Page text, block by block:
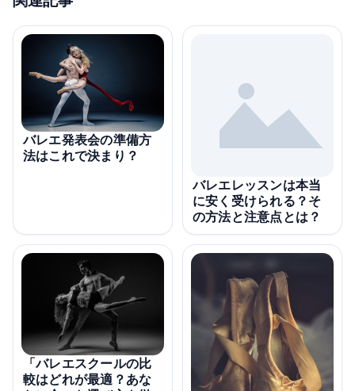
バレエ発表会の準備方
法はこれで決まり？
バレエレッスンは本当
に安く受けられる？そ
の方法と注意点とは？
「バレエスクールの比
較はどれが最適？あな